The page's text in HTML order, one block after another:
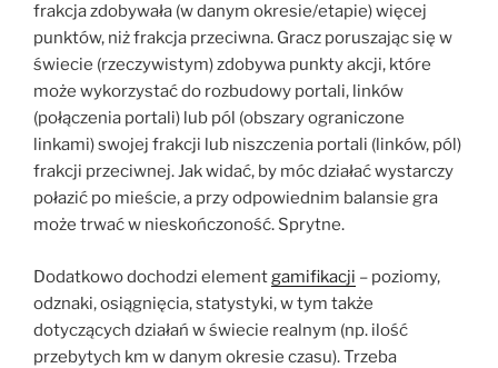
frakcja zdobywała (w danym okresie/etapie) więcej
punktów, niż frakcja przeciwna. Gracz poruszając się w
świecie (rzeczywistym) zdobywa punkty akcji, które
może wykorzystać do rozbudowy portali, linków
(połączenia portali) lub pól (obszary ograniczone
linkami) swojej frakcji lub niszczenia portali (linków, pól)
frakcji przeciwnej. Jak widać, by móc działać wystarczy
połazić po mieście, a przy odpowiednim balansie gra
może trwać w nieskończoność. Sprytne.
Dodatkowo dochodzi elementgamifikacji – poziomy,
odznaki, osiągnięcia, statystyki, w tym także
dotyczących działań w świecie realnym (np. ilość
przebytych km w danym okresie czasu). Trzeba